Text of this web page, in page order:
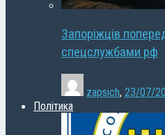
Запоріжців
спецслужбами рф
zapsich, 23/07/
Політика